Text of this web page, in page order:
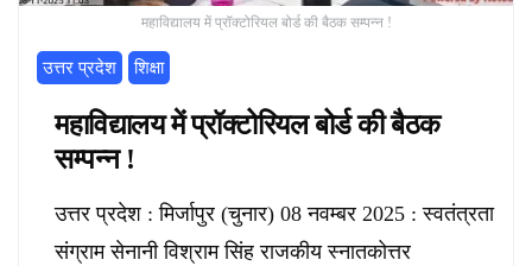
महाविद्यालय में प्रॉक्टोरियल बोर्ड की बैठक सम्पन्न !
उत्तर प्रदेश शिक्षा
महाविद्यालय में प्रॉक्टोरियल बोर्ड की बैठक
सम्पन्न !
उत्तर प्रदेश : मिर्जापुर (चुनार) 08 नवम्बर 2025 : स्वतंत्रता
संग्राम सेनानी विश्राम सिंह राजकीय स्नातकोत्तर